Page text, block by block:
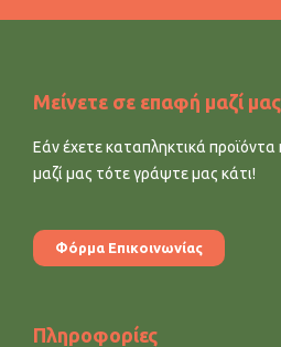
Μείνετε σε επαφή μαζί
Εάν έχετε καταπληκτικά
μαζί μας τότε γράψτε μας κάτι!
Φόρμα Επικοινωνίας
Πληροφορίες